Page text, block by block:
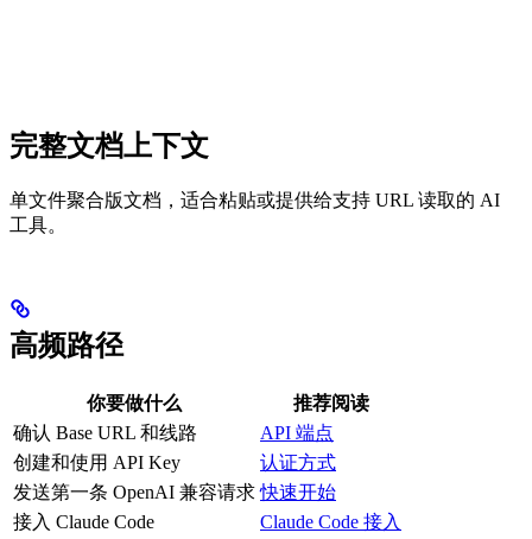
完整文档上下文
单文件聚合版文档，适合粘贴或提供给支持 URL 读取的 AI
工具。
高频路径
你要做什么
推荐阅读
确认 Base URL 和线路
API 端点
创建和使用 API Key
认证方式
发送第一条 OpenAI 兼容请求 快速开始
接入 Claude Code
Claude Code 接入